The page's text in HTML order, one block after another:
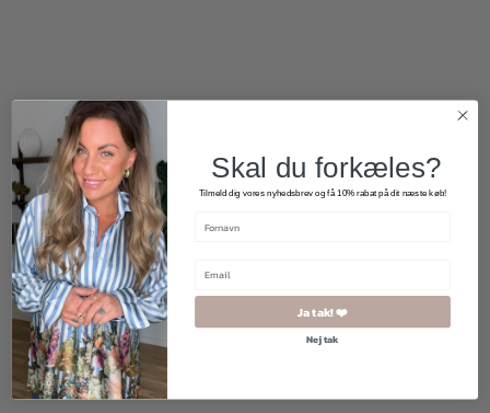
Skal du forkæles?
Tilmeld dig vores nyhedsbrev og få 10% rabat på dit næste køb!
Ja tak! ❤️
Nej tak